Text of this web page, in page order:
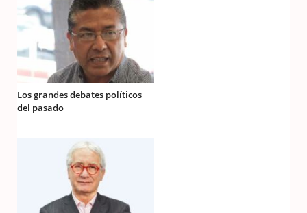
Los grandes debates políticos
del pasado